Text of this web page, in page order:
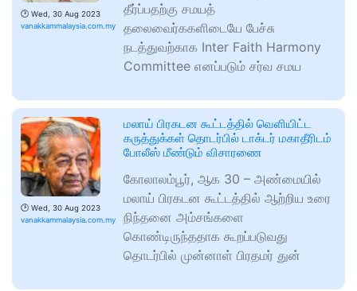
🕑 Wed, 30 Aug 2023
vanakkammalaysia.com.my
தீர்ப்பதற்கு சமயத்
தலைவைர்ககளிடையே பேச்சு
நடத்துவற்காக Inter Faith Harmony
Committee எனப்படும் சர்வ சமய
🕑 Wed, 30 Aug 2023
vanakkammalaysia.com.my
மலாய் பிரகடன கூட்டத்தில் வெளியிட்ட
கருத்துக்கள் தொடர்பில் டாக்டர் மகாதீரிடம்
போலீஸ் மீண்டும் விசாரணை
கோலாலம்பூர், ஆக 30 – அண்மையில்
மலாய் பிரகடன கூட்டத்தில் ஆற்றிய உரை
நிந்தனை அம்சங்களை
கொண்டிருந்ததாக கூறப்படுவது
தொடர்பில் முன்னாள் பிரதமர் துன்